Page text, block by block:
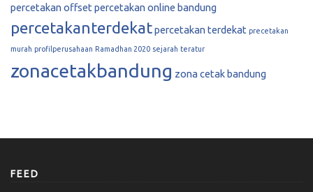
percetakan offset percetakan online bandung
percetakanterdekatpercetakan terdekat precetakan
murah profilperusahaan Ramadhan 2020 sejarah teratur
zonacetakbandung zona cetak bandung
FEED